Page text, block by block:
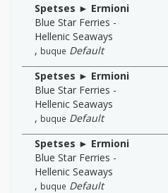
Spetses ► Ermioni
Blue Star Ferries -
Hellenic Seaways
, buque Default
Spetses ► Ermioni
Blue Star Ferries -
Hellenic Seaways
, buque Default
Spetses ► Ermioni
Blue Star Ferries -
Hellenic Seaways
, buque Default